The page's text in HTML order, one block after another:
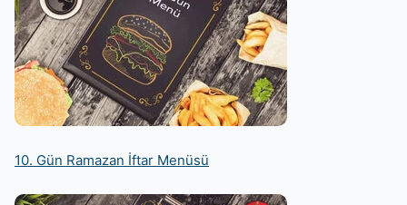
10. Gün Ramazan İftar Menüsü